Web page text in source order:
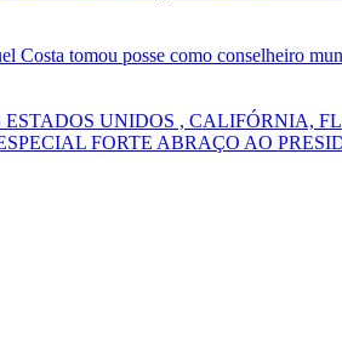
Costa tomou posse como conselheiro
ESTADOS UNIDOS , CALIFÓRNIA,
FORTE ABRAÇO AO